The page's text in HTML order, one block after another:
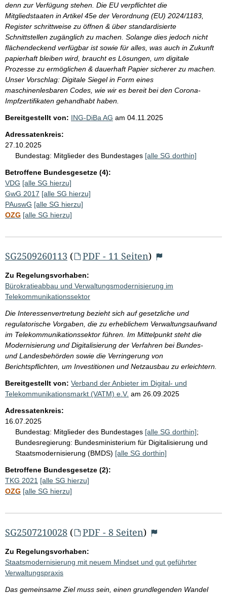
denn zur Verfügung stehen. Die EU verpflichtet die
Mitgliedstaaten in Artikel 45e der Verordnung (EU) 2024/1183,
Register schrittweise zu öffnen & über standardisierte
Schnittstellen zugänglich zu machen. Solange dies jedoch nicht
flächendeckend verfügbar ist sowie für alles, was auch in Zukunft
papierhaft bleiben wird, braucht es Lösungen, um digitale
Prozesse zu ermöglichen & dauerhaft Papier sicherer zu machen.
Unser Vorschlag: Digitale Siegel in Form eines
maschinenlesbaren Codes, wie wir es bereit bei den Corona-
Impfzertifikaten gehandhabt haben.
Bereitgestellt von: ING-DiBa AG am 04.11.2025
Adressatenkreis:
27.10.2025
Bundestag: Mitglieder des Bundestages [alle SG dorthin]
Betroffene Bundesgesetze (4):
VDG [alle SG hierzu]
GwG 2017 [alle SG hierzu]
PAuswG [alle SG hierzu]
OZG [alle SG hierzu]
SG2509260113 ( PDF - 11 Seiten)
Zu Regelungsvorhaben:
Bürokratieabbau und Verwaltungsmodernisierung im
Telekommunikationssektor
Die Interessenvertretung bezieht sich auf gesetzliche und
regulatorische Vorgaben, die zu erheblichem Verwaltungsaufwand
im Telekommunikationssektor führen. Im Mittelpunkt steht die
Modernisierung und Digitalisierung der Verfahren bei Bundes-
und Landesbehörden sowie die Verringerung von
Berichtspflichten, um Investitionen und Netzausbau zu erleichtern.
Bereitgestellt von: Verband der Anbieter im Digital- und
Telekommunikationsmarkt (VATM) e.V. am 26.09.2025
Adressatenkreis:
16.07.2025
Bundestag: Mitglieder des Bundestages [alle SG dorthin];
Bundesregierung: Bundesministerium für Digitalisierung und
Staatsmodernisierung (BMDS) [alle SG dorthin]
Betroffene Bundesgesetze (2):
TKG 2021 [alle SG hierzu]
OZG [alle SG hierzu]
SG2507210028 ( PDF - 8 Seiten)
Zu Regelungsvorhaben:
Staatsmodernisierung mit neuem Mindset und gut geführter
Verwaltungspraxis
Das gemeinsame Ziel muss sein, einen grundlegenden Wandel